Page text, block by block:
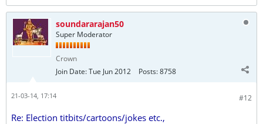
soundararajan50
Super Moderator
Crown
Join Date:Tue Jun 2012 Posts:8758
#12
21-03-14, 17:14
Re: Election titbits/cartoons/jokes etc.,